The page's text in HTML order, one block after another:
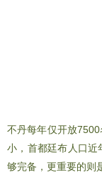
不丹每年仅开放
小，首都廷布人口近
够完备，更重要的则